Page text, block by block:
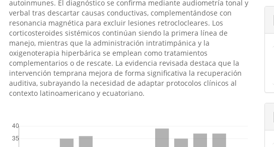
autoinmunes. El diagnóstico se confirma mediante audiometría tonal y
verbal tras descartar causas conductivas, complementándose con
resonancia magnética para excluir lesiones retroclocleares. Los
corticosteroides sistémicos continúan siendo la primera línea de
manejo, mientras que la administración intratimpánica y la
oxigenoterapia hiperbárica se emplean como tratamientos
complementarios o de rescate. La evidencia revisada destaca que la
intervención temprana mejora de forma significativa la recuperación
auditiva, subrayando la necesidad de adaptar protocolos clínicos al
contexto latinoamericano y ecuatoriano.